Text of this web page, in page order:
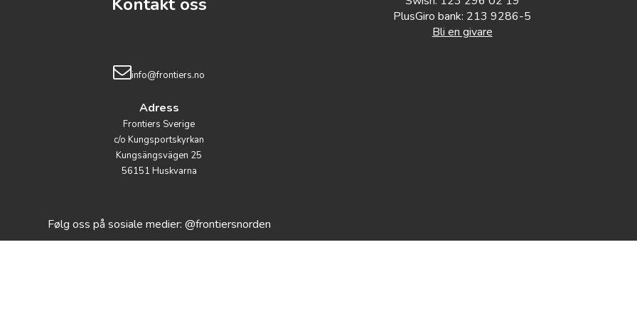
info@frontiers.no
Adress
Frontiers Sverige
c/o Kungsportskyrkan
Kungsängsvägen 25
56151 Huskvarna
Følg oss på sosiale medier: @frontiersnorden
PlusGiro bank: 213 9286-5
Bli en givare